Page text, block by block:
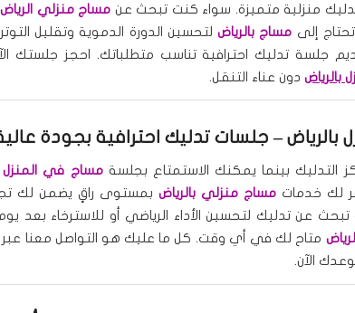
منزلية متميزة. سواء كنت تبحث عن مساج منزلي الرياض
إلى مساج بالرياضلتحسين الدورة الدموية وتقليل
جلسة تدليك احترافية تناسب متطلباتك. احجز جلستك
بالرياضدون عناء التنقل.
– جلسات تدليك احترافية بجودة
التدليك بينما يمكنك الاستمتاع بجلسةمساج في المنزل
لك خدمات مساج منزلي بالرياضبمستوى راقٍ يضمن لك
تبحث عن تدليك لتحسين الأداء الرياضي أو للاسترخاء بعد
متاح لك في أي وقت. كل ما عليك هو التواصل معنا عبر
الآن.